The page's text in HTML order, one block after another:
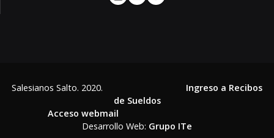
Salesianos Salto. 2020. Ingreso a Recibos
de Sueldos
Acceso webmail
Desarrollo Web: Grupo ITe